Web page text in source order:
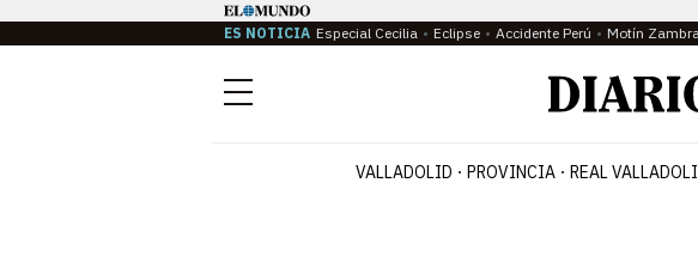
ES NOTICIA Especial Cecilia Eclipse Accidente Perú Motín
Menú
VALLADOLID PROVINCIA REAL